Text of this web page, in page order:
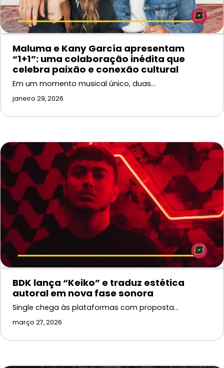
Maluma e Kany García apresentam
“1+1”: uma colaboração inédita que
celebra paixão e conexão cultural
Em um momento musical único, duas…
janeiro 29, 2026
BDK lança “Keiko” e traduz estética
autoral em nova fase sonora
Single chega às plataformas com proposta…
março 27, 2026